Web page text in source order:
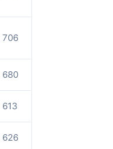
706
680
613
626